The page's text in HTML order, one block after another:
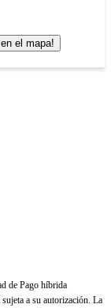
el mapa!
de Pago híbrida
a su autorización. La